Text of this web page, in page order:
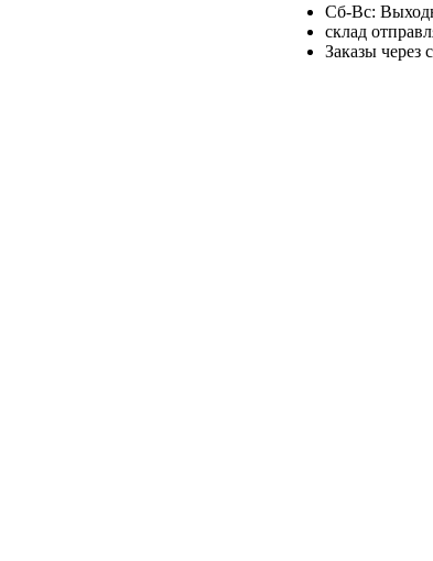
Cб-Вс:
склад
Заказы через